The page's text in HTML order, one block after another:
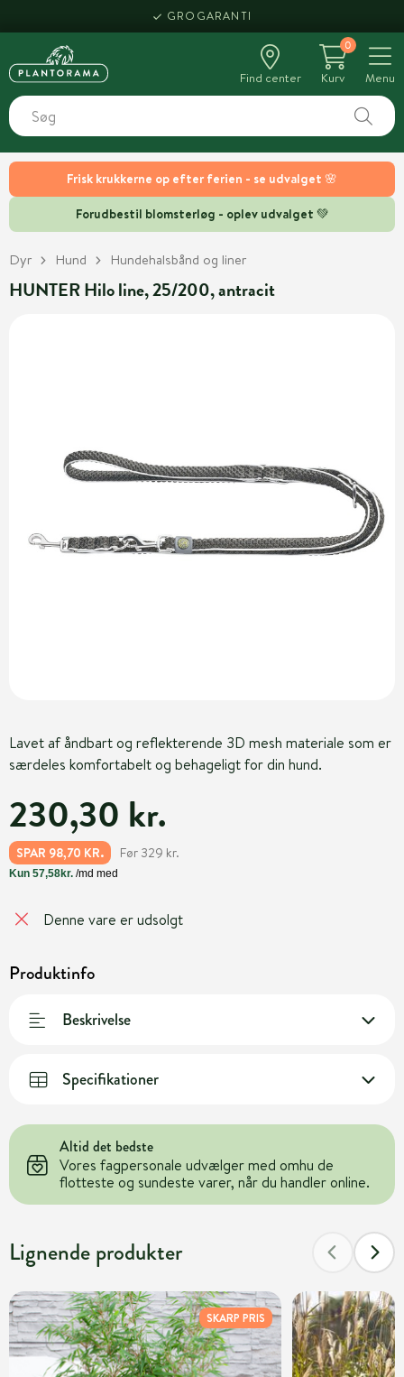
Frisk krukkerne op efter ferien - se udvalget 🌸
Forudbestil blomsterløg - oplev udvalget 💚
GROGARANTI
Find center
0
Kurv
Menu
Dyr Hund Hundehalsbånd og liner
HUNTER Hilo line, 25/200, antracit
Lavet af åndbart og reflekterende 3D mesh materiale som er
særdeles komfortabelt og behageligt for din hund.
230,30 kr.
SPAR 98,70 KR. Før 329 kr.
Denne vare er udsolgt
Produktinfo
Beskrivelse
Specifikationer
Altid det bedste
Vores fagpersonale udvælger med omhu de
flotteste og sundeste varer, når du handler online.
Lignende produkter
SKARP PRIS